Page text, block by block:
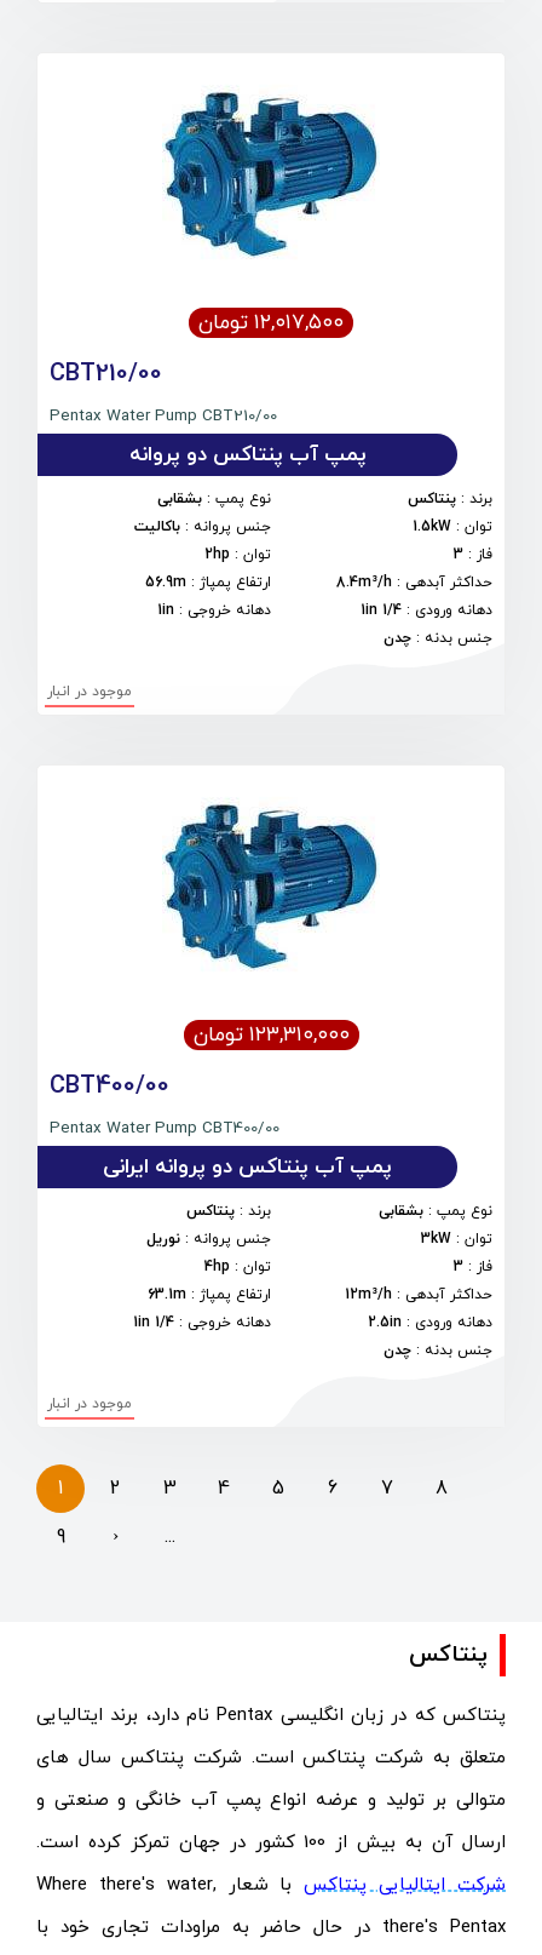
۱۲,۰۱۷,۵۰۰ تومان
CBT210/00
Pentax Water Pump CBT210/00
پمپ آب پنتاکس دو پروانه
برند : پنتاکس نوع پمپ: بشقابی
توان :
1.5kW جنس پروانه : باکالیت
فاز :
3 توان:
2hp
حداکثر آبدهی :
8.4m³/h ارتفاع پمپاژ :
56.9m
دهانه ورودی :
1/4 1in دهانه خروجی :
1in
جنس بدنه : چدن
موجود در انبار
۱۲۳,۳۱۰,۰۰۰ تومان
CBT400/00
Pentax Water Pump CBT400/00
پمپ آب پنتاکس دو پروانه ایرانی
نوع پمپ : بشقابی برند: پنتاکس
توان :
3kW جنس پروانه : نوریل
فاز :
3 توان:
4hp
حداکثر آبدهی :
12m³/h ارتفاع پمپاژ :
63.1m
دهانه ورودی :
2.5in دهانه خروجی :
1/4 1in
جنس بدنه : چدن
موجود در انبار
1 2 3 4 5 6 7
8
9
› ...
پنتاکس
پنتاکس که در زبان انگلیسی Pentax نام دارد، برند ایتالیایی
متعلق به شرکت پنتاکساست. شرکت پنتاکس سال های
متوالی بر تولید و عرضه انواع پمپ آب خانگی و صنعتی و
ارسال آن به بیش از 100 کشور در جهان تمرکز کرده است.
شرکت ایتالیایی پنتاکس
با شعار Where there's water,
there's Pentax در حال حاضر به مراودات تجاری خود با